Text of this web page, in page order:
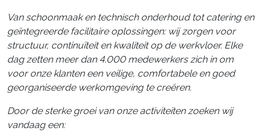
Van schoonmaak en technisch onderhoud tot catering en
geïntegreerde facilitaire oplossingen: wij zorgen voor
structuur, continuïteit en kwaliteit op de werkvloer. Elke
dag zetten meer dan 4.000 medewerkers zich in om
voor onze klanten een veilige, comfortabele en goed
georganiseerde werkomgeving te creëren.
Door de sterke groei van onze activiteiten zoeken wij
vandaag een: